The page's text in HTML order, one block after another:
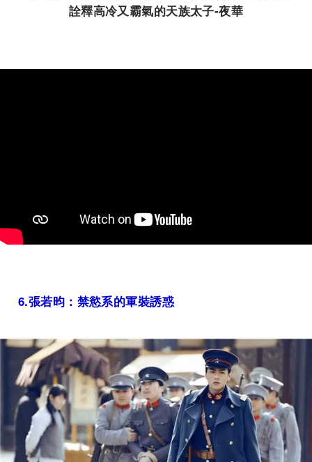
詮釋高冷又霸氣的天族太子-夜華
6.張若昀：禁慾系的軍裝誘惑